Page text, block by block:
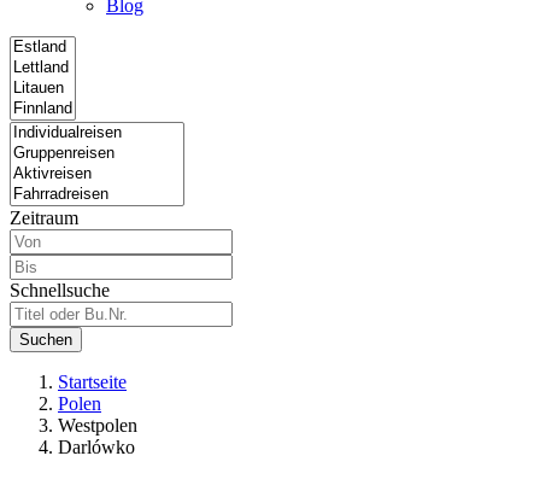
Blog
Zeitraum
Schnellsuche
Suchen
Startseite
Polen
Westpolen
Darlówko